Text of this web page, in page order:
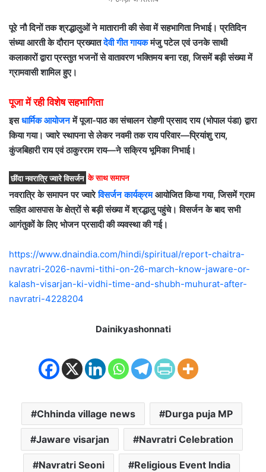
पूरे नौ दिनों तक श्रद्धालुओं ने मातारानी की सेवा में सहभागिता निभाई। प्रतिदिन
संध्या आरती के दौरान प्रख्यातदेवी गीत गायकमंजु पटेल एवं उनके साथी
कलाकारों द्वारा प्रस्तुत भजनों से वातावरण भक्तिमय बना रहा, जिसमें बड़ी संख्या में
ग्रामवासी शामिल हुए।
पूजा में रही विशेष सहभागिता
इसधार्मिक आयोजनमें पूजा-पाठ का संचालन रोहणी प्रसाद राय (भोपाल पंडा) द्वारा
किया गया। ज्वारे स्थापना से लेकर नवमी तक राय परिवार—प्रियांशु राय,
कुंजबिहारी राय एवं ठाकुरराम राय—ने सक्रिय भूमिका निभाई।
छींदा नवरात्रि ज्वारे विसर्जन के साथ समापन
नवरात्रि के समापन पर ज्वारेविसर्जन कार्यक्रमआयोजित किया गया, जिसमें ग्राम
सहित आसपास के क्षेत्रों से बड़ी संख्या में श्रद्धालु पहुंचे। विसर्जन के बाद सभी
आगंतुकों के लिए भोजन प्रसादी की व्यवस्था की गई।
https://www.dnaindia.com/hindi/spiritual/report-chaitra-
navratri-2026-navmi-tithi-on-26-march-know-jaware-or-
kalash-visarjan-ki-vidhi-time-and-shubh-muhurat-after-
navratri-4228204
Dainikyashonnati
Chhinda village news Durga puja MP
Jaware visarjan Navratri Celebration
Navratri Seoni Religious Event India